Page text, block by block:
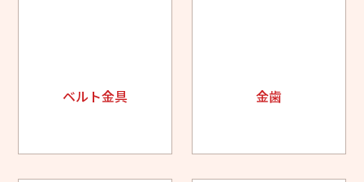
ベルト金具 金歯